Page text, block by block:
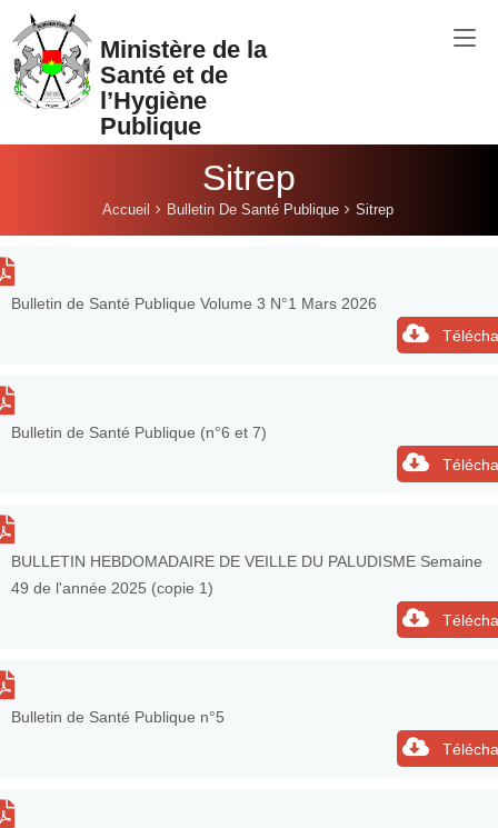
Aller au contenu principal
Ministère de la
Santé et de
l’Hygiène
Publique
Sitrep
Vous êtes ici:Accueil Bulletin De Santé Publique Sitrep
Bulletin de Santé Publique Volume 3 N°1 Mars 2026
Bulletin de Santé Publique (n°6 et 7)
BULLETIN HEBDOMADAIRE DE VEILLE DU PALUDISME Semaine
49 de l'année 2025 (copie 1)
Bulletin de Santé Publique n°5